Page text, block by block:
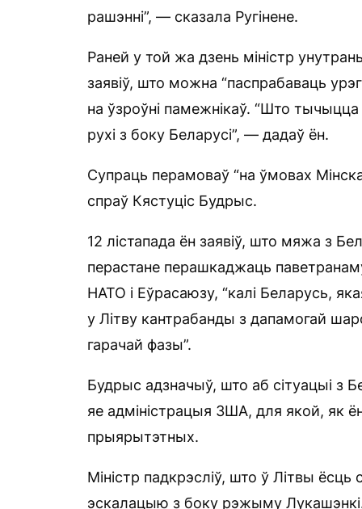
рашэнні”, — сказала Ругінене.
Раней у той жа дзень міністр
заявіў, што можна “паспрабаваць
на ўзроўні памежнікаў. “Што
рухі з боку Беларусі”, — дадаў ён.
Супраць перамоваў “на ўмовах
спраў Кястуціс Будрыс.
12 лістапада ён заявіў, што мяжа з
перастане перашкаджаць
НАТО і Еўрасаюзу, “калі Беларусь,
у Літву кантрабанды з дапамогай
гарачай фазы”.
Будрыс адзначыў, што аб сітуацыі з
яе адміністрацыя ЗША, для якой, як
прыярытэтных.
Міністр падкрэсліў, што ў Літвы ёсць
эскалацыю з боку рэжыму